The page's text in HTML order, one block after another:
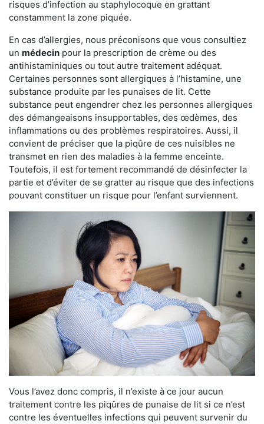
risques d’infection au staphylocoque en grattant
constamment la zone piquée.
En cas d’allergies, nous préconisons que vous consultiez
un médecin pour la prescription de crème ou des
antihistaminiques ou tout autre traitement adéquat.
Certaines personnes sont allergiques à l’histamine, une
substance produite par les punaises de lit. Cette
substance peut engendrer chez les personnes allergiques
des démangeaisons insupportables, des œdèmes, des
inflammations ou des problèmes respiratoires. Aussi, il
convient de préciser que la piqûre de ces nuisibles ne
transmet en rien des maladies à la femme enceinte.
Toutefois, il est fortement recommandé de désinfecter la
partie et d’éviter de se gratter au risque que des infections
pouvant constituer un risque pour l’enfant surviennent.
Vous l’avez donc compris, il n’existe à ce jour aucun
traitement contre les piqûres de punaise de lit si ce n’est
contre les éventuelles infections qui peuvent survenir du